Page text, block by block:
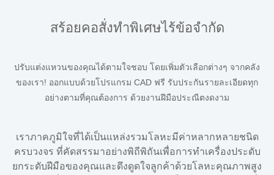
เป็นตัวเลือกที่ชาญฉลาดเสมอ
สร้อยคอสั่งทำพิเศษไร้ข้อจำกัด
ปรับแต่งแหวนของคุณได้ตามใจชอบ โดยเพิ่มตัวเลือกต่างๆ จากคลัง
ของเรา! ออกแบบด้วยโปรแกรม CAD ฟรี รับประกันรายละเอียดทุก
อย่างตามที่คุณต้องการ ด้วยงานฝีมือประณีตงดงาม
เราภาคภูมิใจที่ได้เป็นแหล่งรวมโลหะมีค่าหลากหลายชนิด
ครบวงจร ที่คัดสรรมาอย่างพิถีพิถันเพื่อการทำเครื่องประดับ
ยกระดับฝีมือของคุณและดึงดูดใจลูกค้าด้วยโลหะคุณภาพสูง